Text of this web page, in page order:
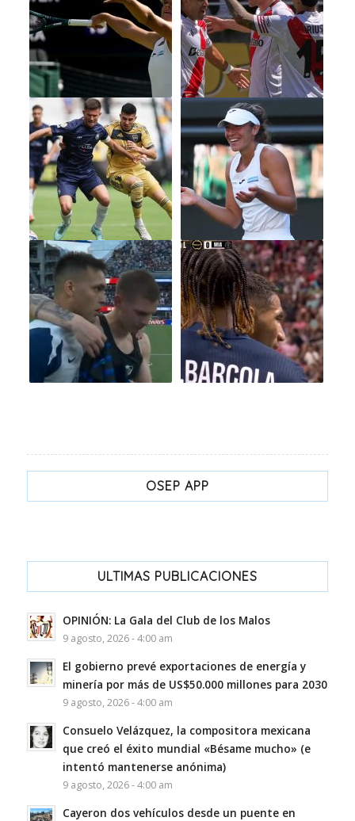
OSEP APP
ULTIMAS PUBLICACIONES
OPINIÓN: La Gala del Club de los Malos
9 agosto, 2026 - 4:00 am
El gobierno prevé exportaciones de energía y
minería por más de US$50.000 millones para 2030
9 agosto, 2026 - 4:00 am
Consuelo Velázquez, la compositora mexicana
que creó el éxito mundial «Bésame mucho» (e
intentó mantenerse anónima)
9 agosto, 2026 - 4:00 am
Cayeron dos vehículos desde un puente en